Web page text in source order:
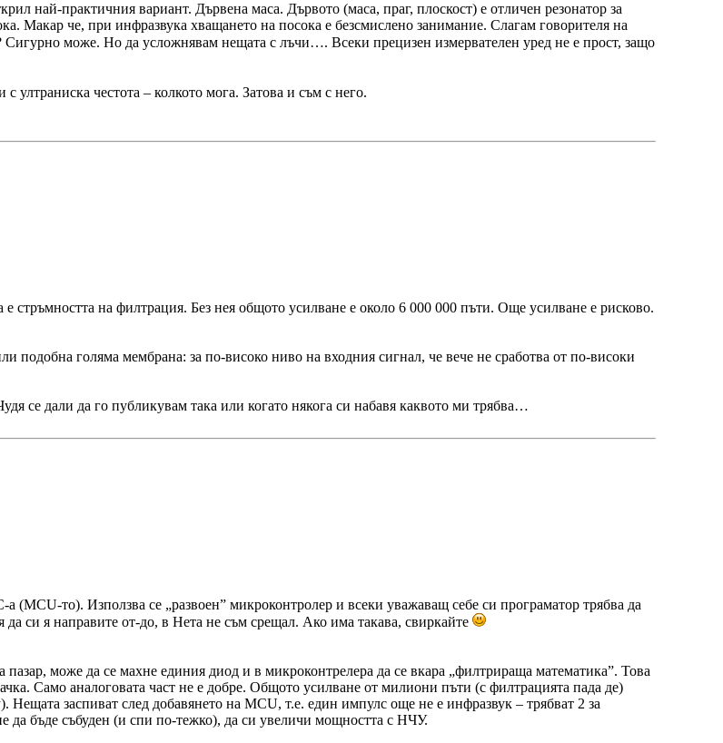
най-практичния вариант. Дървена маса. Дървото (маса, праг, плоскост) е отличен резонатор за
Макар че, при инфразвука хващането на посока е безсмислено занимание. Слагам говорителя на
Сигурно може. Но да усложнявам нещата с лъчи…. Всеки прецизен измервателен уред не е прост, защо
ултраниска честота – колкото мога. Затова и съм с него.
стръмността на филтрация. Без нея общото усилване е около 6 000 000 пъти. Още усилване е рисково.
подобна голяма мембрана: за по-високо ниво на входния сигнал, че вече не сработва от по-високи
се дали да го публикувам така или когато някога си набавя каквото ми трябва…
то). Използва се „развоен” микроконтролер и всеки уважаващ себе си програматор трябва да
си я направите от-до, в Нета не съм срещал. Ако има такава, свиркайте
може да се махне единия диод и в микроконтрелера да се вкара „филтрираща математика”. Това
Само аналоговата част не е добре. Общото усилване от милиони пъти (с филтрацията пада де)
заспиват след добавянето на MCU, т.е. един импулс още не е инфразвук – трябват 2 за
да бъде събуден (и спи по-тежко), да си увеличи мощността с НЧУ.